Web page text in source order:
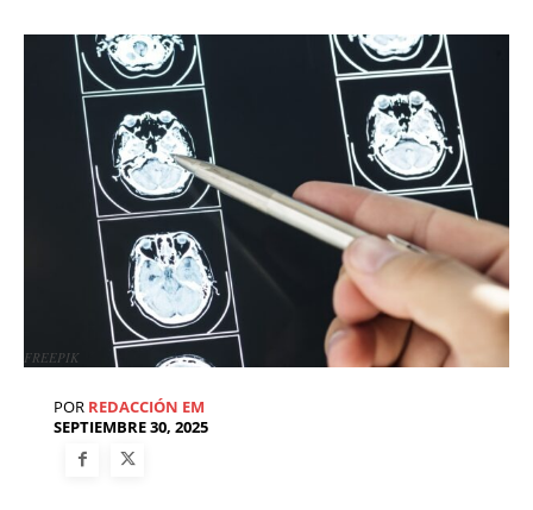
FREEPIK
POR REDACCIÓN EM
SEPTIEMBRE 30, 2025